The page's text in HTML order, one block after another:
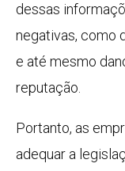
dessas
negativas, como
e até mesmo
reputação.
Portanto, as
adequar a